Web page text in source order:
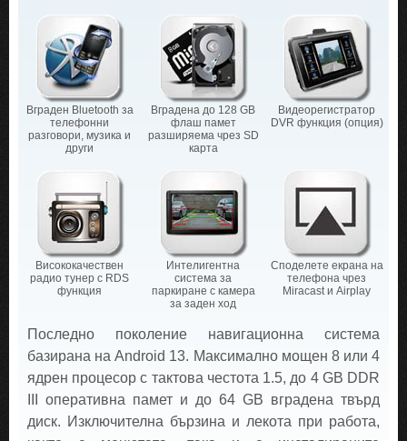
Вграден Bluetooth за
телефонни
разговори, музика и
други
Вградена до 128 GB
флаш памет
разширяема чрез SD
карта
Видеорегистратор
DVR функция (опция)
Висококачествен
радио тунер с RDS
функция
Интелигентна
система за
паркиране с камера
за заден ход
Споделете екрана на
телефона чрез
Miracast и Airplay
Последно поколение навигационна система
базирана на Android 13. Максимално мощен 8 или 4
ядрен процесор с тактова честота 1.5, до 4 GB DDR
III оперативна памет и до 64 GB вградена твърд
диск. Изключителна бързина и лекота при работа,